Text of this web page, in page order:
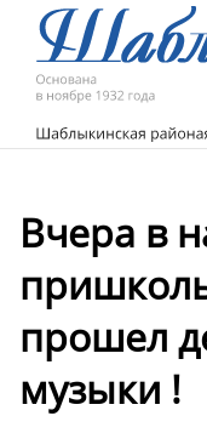
Вчера в
прошел
музыки !